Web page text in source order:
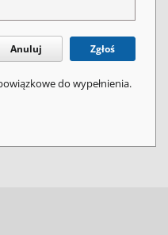
Anuluj Zgłoś
do wypełnienia.